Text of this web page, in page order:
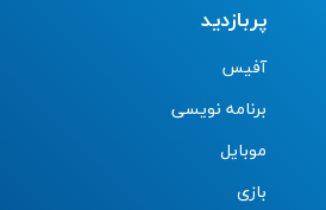
پربازدید
آفیس
برنامه نویسی
موبایل
بازی